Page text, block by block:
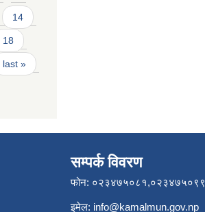
14
18
last »
सम्पर्क विवरण
फोन: ०२३४७५०८१,०२३४७५०९९
इमेल: info@kamalmun.gov.np